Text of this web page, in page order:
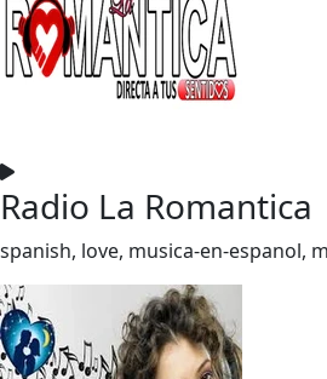
Radio La Romantica
spanish, love, musica-en-espanol,